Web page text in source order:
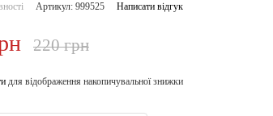
Артикул: 999525 Написати відгук
220 грн
для відображення накопичувальної знижки